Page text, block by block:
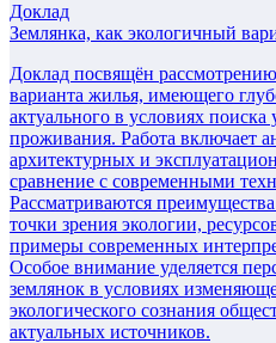
Доклад
Землянка, как экологичный
Доклад посвящён
варианта жилья, имеющего
актуального в условиях
проживания. Работа включает
архитектурных и
сравнение с современными
Рассматриваются
точки зрения экологии,
примеры современных
Особое внимание уделяется
землянок в условиях
экологического сознания
актуальных источников.